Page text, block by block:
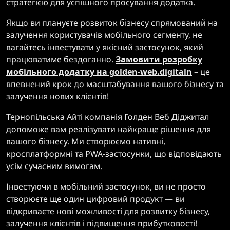
Якщо ви плануєте розвиток бізнесу спрямований на
залучення користувачів мобільного сегменту, не
вагайтесь інвестувати у якісний застосунок, який
працюватиме бездоганно. Замовити розробку
мобільного додатку на golden-web.digitaln – це
впевнений крок до масштабування вашого бізнесу та
залучення нових клієнтів!
Тернопільська Айті компанія Голден Веб Діджитал
допоможе вам реалізувати найкраще рішення для
вашого бізнесу. Ми створюємо нативні,
кросплатформні та PWA-застосунки, що відповідають
усім сучасним вимогам.
Інвестуючи в мобільний застосунок, ви не просто
створюєте ще один цифровий продукт — ви
відкриваєте нові можливості для розвитку бізнесу,
залучення клієнтів і підвищення прибутковості!